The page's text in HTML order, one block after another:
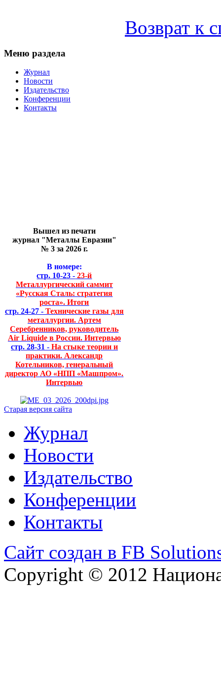
Возврат к
Меню раздела
Журнал
Новости
Издательство
Конференции
Контакты
Вышел из печати
журнал "Металлы Евразии"
№ 3 за 2026 г.
В номере:
стр. 10-23 - 23-й
Металлургический саммит
«Русская Сталь: стратегия
роста». Итоги
стр. 24-27 - Технические газы для
металлургии. Артем
Серебренников, руководитель
Air Liquide в России. Интервью
стр. 28-31 - На стыке теории и
практики. Александр
Котельников, генеральный
директор АО «НПП «Машпром».
Интервью
Старая версия сайта
Журнал
Новости
Издательство
Конференции
Контакты
Сайт создан в FB
Copyright © 2012